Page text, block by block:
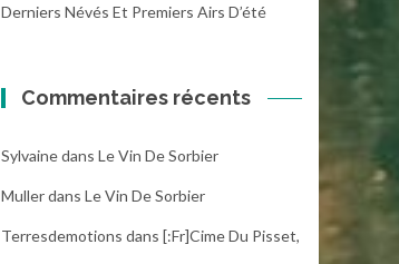
Le miracle du Dôme
montagnes rouges
piste, nous atteignons un
31
MAI
Derniers Névés Et Premiers Airs D’été
Commentaires récents
Sylvainedans Le Vin De Sorbier
Mullerdans Le Vin De Sorbier
Terresdemotions dans [:fr]Cime Du Pisset,